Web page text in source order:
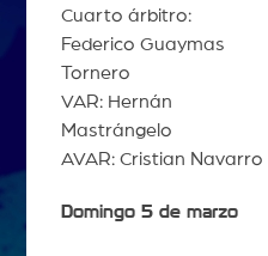
Cuarto árbitro:
Federico Guaymas
Tornero
VAR: Hernán
Mastrángelo
AVAR: Cristian Navarro
Domingo 5 de marzo